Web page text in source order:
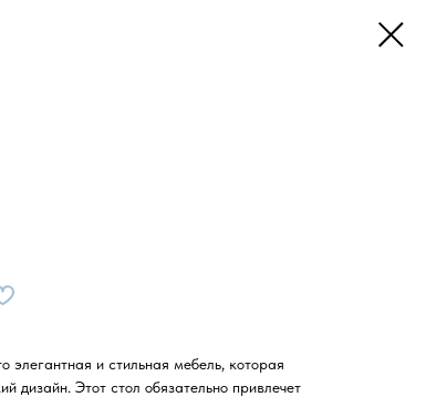
элегантная и стильная мебель, которая
дизайн. Этот стол обязательно привлечет